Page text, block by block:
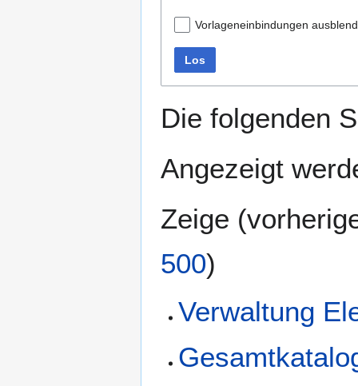
Vorlageneinbindungen
Los
Die folgenden
Angezeigt
Zeige (
500)
Verwaltung